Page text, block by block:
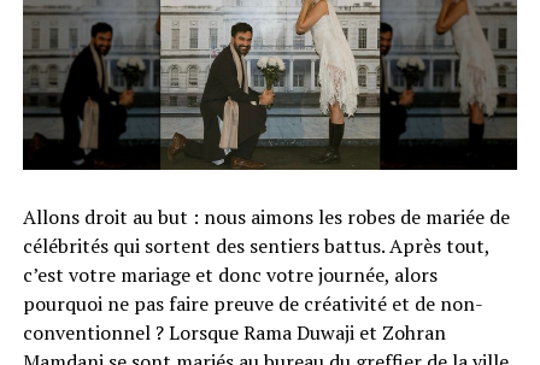
Allons droit au but : nous aimons les robes de mariée de
célébrités qui sortent des sentiers battus. Après tout,
c’est votre mariage et donc votre journée, alors
pourquoi ne pas faire preuve de créativité et de non-
conventionnel ? Lorsque Rama Duwaji et Zohran